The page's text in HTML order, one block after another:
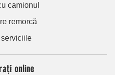
camionul
remorcă
serviciile
online